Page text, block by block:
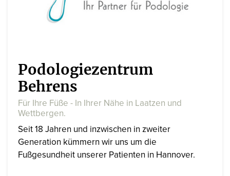
Podologiezentrum
Behrens
Für Ihre Füße - In Ihrer Nähe in Laatzen und
Wettbergen.
Seit 18 Jahren und inzwischen in zweiter
Generation kümmern wir uns um die
Fußgesundheit unserer Patienten in Hannover.